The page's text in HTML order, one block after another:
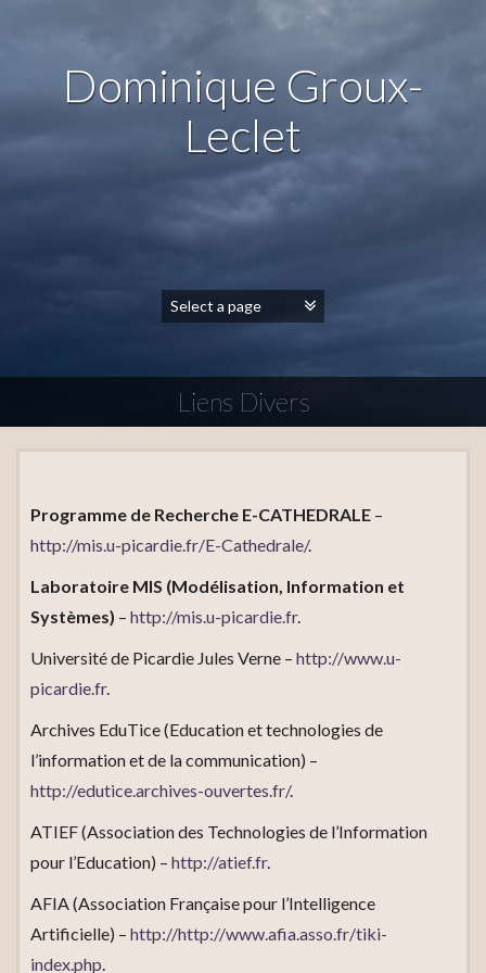
Dominique Groux-
Leclet
Liens Divers
Programme de Recherche E-CATHEDRALE –
http://mis.u-picardie.fr/E-Cathedrale/.
Laboratoire MIS (Modélisation, Information et
Systèmes) – http://mis.u-picardie.fr.
Université de Picardie Jules Verne – http://www.u-
picardie.fr.
Archives EduTice (Education et technologies de
l’information et de la communication) –
http://edutice.archives-ouvertes.fr/.
ATIEF (Association des Technologies de l’Information
pour l’Education) – http://atief.fr.
AFIA (Association Française pour l’Intelligence
Artificielle) – http://http://www.afia.asso.fr/tiki-
index.php.